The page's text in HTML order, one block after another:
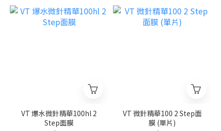
VT 爆水微針精華100hl 2
Step面膜
VT 微針精華100 2 Step面
膜 (單片)